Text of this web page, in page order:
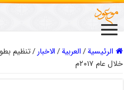
الرئيسية/العربیة/الاخبار/تنظیم
خلال عام ۲۰۱۷م